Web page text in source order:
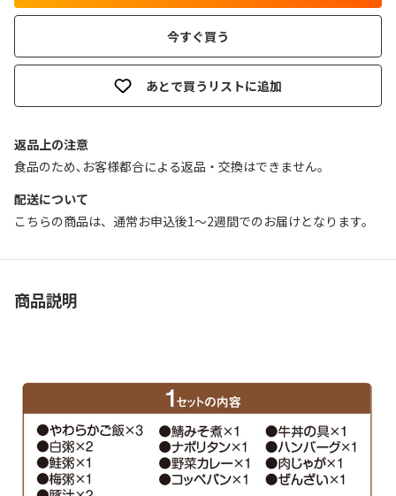
今すぐ買う
あとで買うリストに追加
返品上の注意
食品のため､お客様都合による返品・交換はできません｡
配送について
こちらの商品は、通常お申込後1～2週間でのお届けとなります。
商品説明